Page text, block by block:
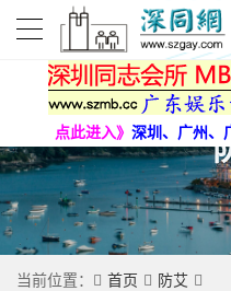
点此进入》 深圳、广州、
当前位置： 首页 防艾